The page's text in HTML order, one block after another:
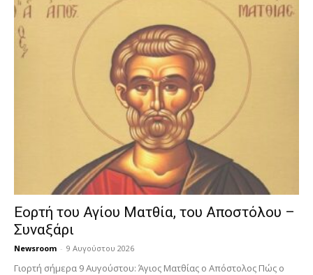
Εορτή του Αγίου Ματθία, του Αποστόλου –
Συναξάρι
Newsroom - 9 Αυγούστου 2026
Γιορτή σήμερα 9 Αυγούστου: Άγιος Ματθίας ο Απόστολος Πώς ο